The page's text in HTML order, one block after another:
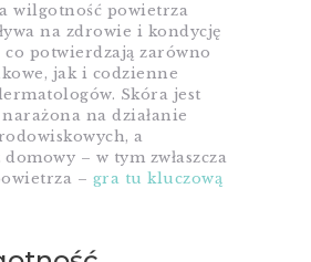
wilgotność powietrza
na zdrowie i kondycję
co potwierdzają zarówno
jak i codzienne
Skóra jest
na działanie
a
– w tym zwłaszcza
– gra tu kluczową